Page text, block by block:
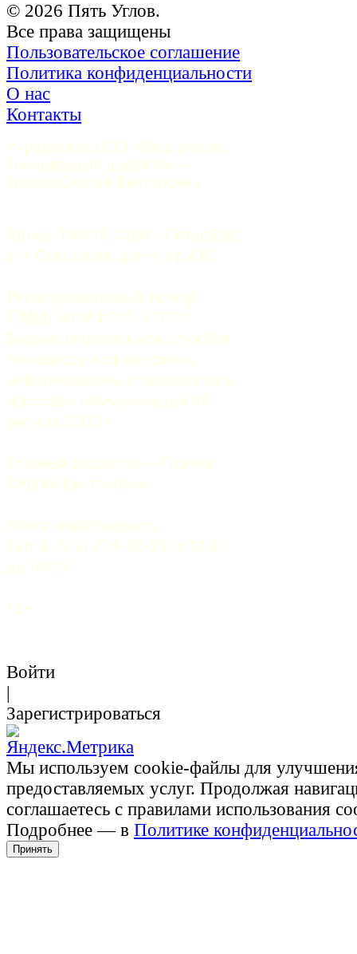
© 2026 Пять Углов.
Все права защищены
Пользовательское соглашение
Политика конфиденциальности
О нас
Контакты
Учредитель ООО «Пять углов».
Генеральный директор —
Грачев Сергей Викторович
Адрес: 191015, Санкт-Петербург,
9-я Советская, д.4-6, оф.415
Регистрационный номер
СМИ: Эл №ФС77-37070.
Выдано Федеральной службой
по надзору в сфере связи,
информационных технологий и
массовых коммуникаций 06
августа 2009 г.
Главный редактор — Грачев
Сергей Викторович.
Почта: mail@5uglov.ru
Тел. 8 (812) 274-35-25 (c 12.00
до 18.00)
12+
Войти
Зарегистрироваться
Мы используем cookie-файлы для
предоставляемых услуг. Продолжая
соглашаетесь с правилами использования
Подробнее — в Политике
Принять